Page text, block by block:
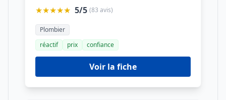
★★★★★ 5/5 (83 avis)
Plombier
réactif
prix confiance
Voir la fiche